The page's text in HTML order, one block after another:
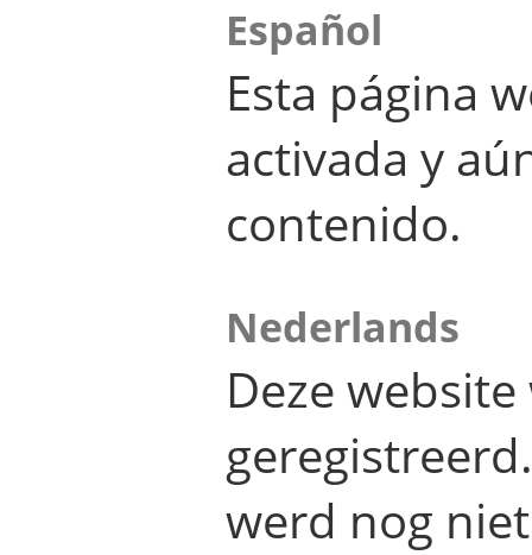
Español
Esta página
activada y
contenido.
Nederlands
Deze
werd nog